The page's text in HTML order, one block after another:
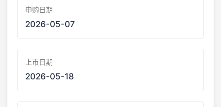
申购日期
2026-05-07
上市日期
2026-05-18